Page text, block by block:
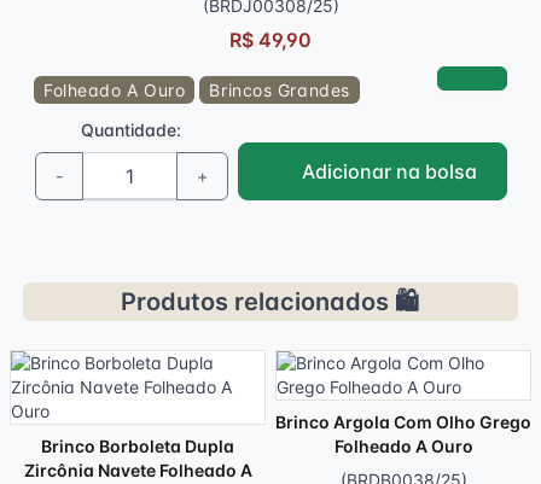
(BRDJ00308/25)
R$ 49,90
Folheado A Ouro
Brincos Grandes
Quantidade:
- + Adicionar na bolsa
Produtos relacionados 🛍️
Brinco Borboleta Dupla
Zircônia Navete Folheado A
Brinco Argola Com Olho Grego
Folheado A Ouro